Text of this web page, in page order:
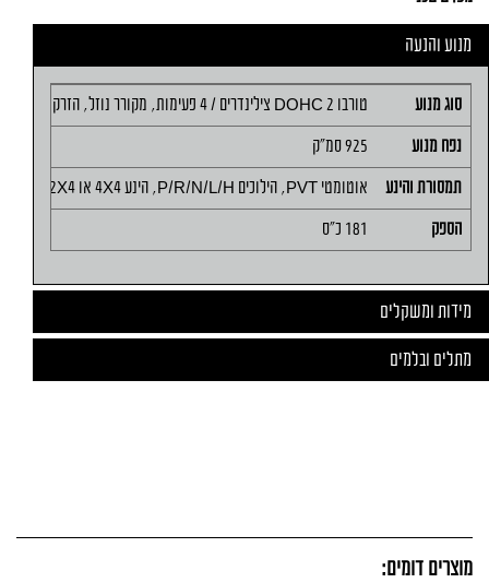
מנוע והנעה
סוג מנוע טורבו DOHC 2 צילינדרים / 4 פעימות, מקורר נוזל, הזרקת דלק אלקטרונית
נפח מנוע 925 סמ"ק
תמסורת והינע אוטומטי PVT, הילוכים P/R/N/L/H, הינע 4X4 או 2X4 לפי דרישה
הספק 181 כ"ס
מידות ומשקלים
מתלים ובלמים
מוצרים דומים: